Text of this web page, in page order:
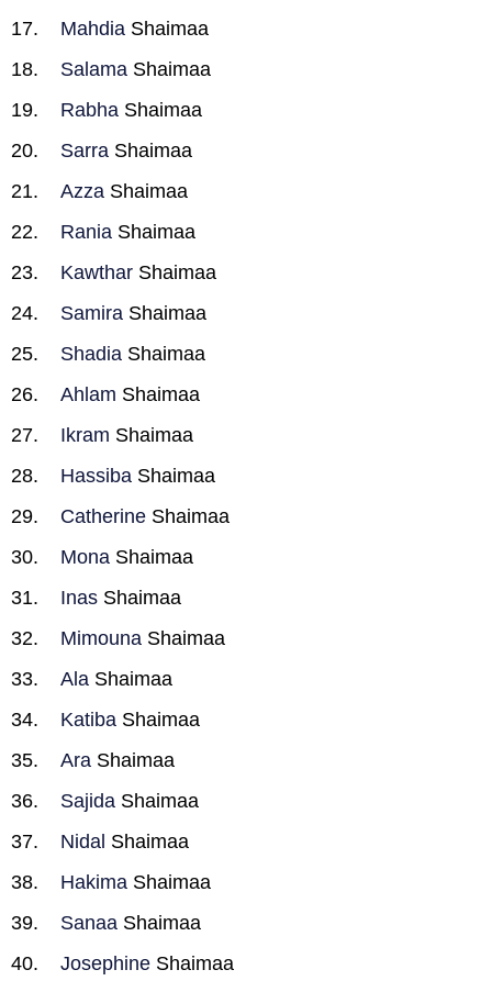
Mahdia Shaimaa
Salama Shaimaa
Rabha Shaimaa
Sarra Shaimaa
Azza Shaimaa
Rania Shaimaa
Kawthar Shaimaa
Samira Shaimaa
Shadia Shaimaa
Ahlam Shaimaa
Ikram Shaimaa
Hassiba Shaimaa
Catherine Shaimaa
Mona Shaimaa
Inas Shaimaa
Mimouna Shaimaa
Ala Shaimaa
Katiba Shaimaa
Ara Shaimaa
Sajida Shaimaa
Nidal Shaimaa
Hakima Shaimaa
Sanaa Shaimaa
Josephine Shaimaa